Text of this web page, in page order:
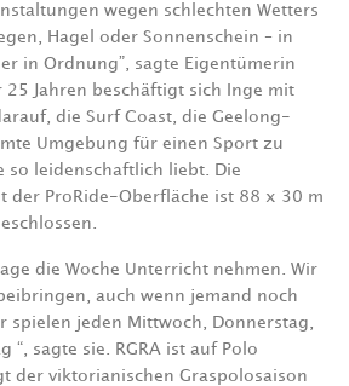
wegen schlechten Wetters
Hagel oder Sonnenschein – in
in Ordnung”, sagte Eigentümerin
25 Jahren beschäftigt sich Inge mit
die Surf Coast, die Geelong-
Umgebung für einen Sport zu
so leidenschaftlich liebt. Die
der ProRide-Oberfläche ist 88 x 30 m
die Woche Unterricht nehmen. Wir
auch wenn jemand noch
spielen jeden Mittwoch, Donnerstag,
“, sagte sie. RGRA ist auf Polo
der viktorianischen Graspolosaison